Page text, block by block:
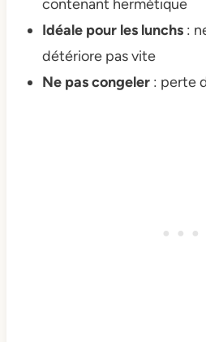
contenant hermétique
Idéale pour les lunchs:
détériore pas vite
Ne pas congeler: perte